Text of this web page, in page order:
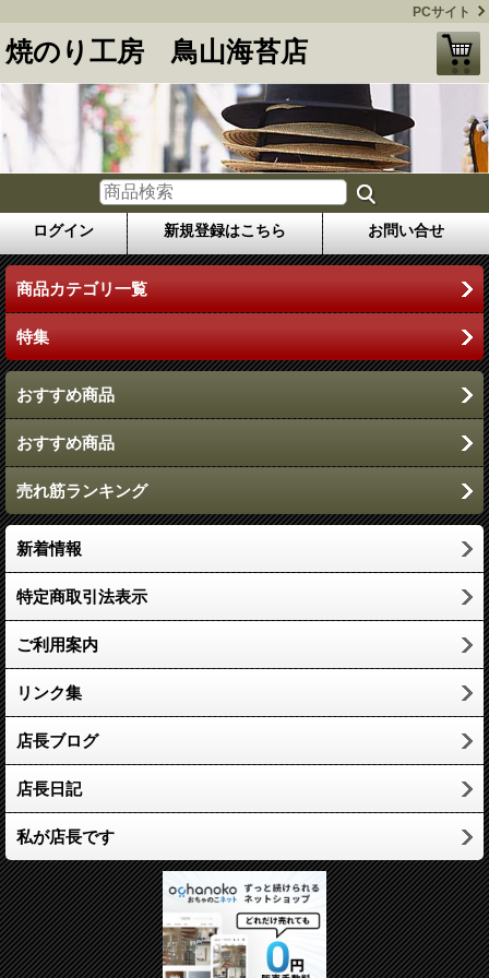
PCサイト
焼のり工房 鳥山海苔店
ログイン 新規登録はこちら お問い合せ
商品カテゴリ一覧
特集
おすすめ商品
おすすめ商品
売れ筋ランキング
新着情報
特定商取引法表示
ご利用案内
リンク集
店長ブログ
店長日記
私が店長です